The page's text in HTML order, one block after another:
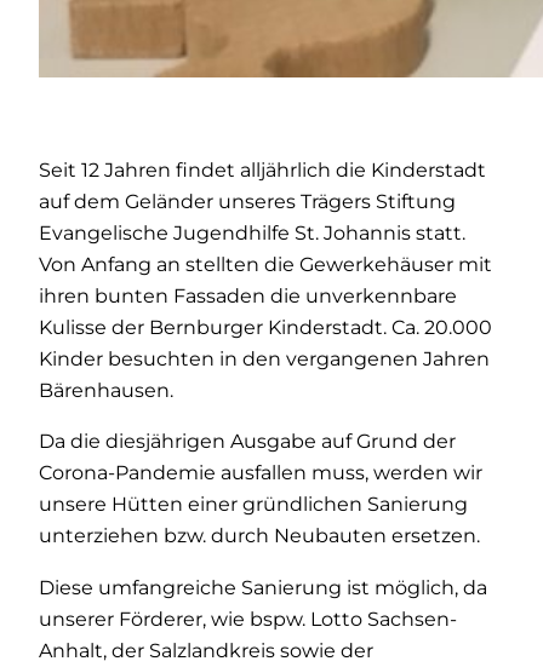
Seit 12 Jahren findet alljährlich die Kinderstadt
auf dem Geländer unseres Trägers Stiftung
Evangelische Jugendhilfe St. Johannis statt.
Von Anfang an stellten die Gewerkehäuser mit
ihren bunten Fassaden die unverkennbare
Kulisse der Bernburger Kinderstadt. Ca. 20.000
Kinder besuchten in den vergangenen Jahren
Bärenhausen.
Da die diesjährigen Ausgabe auf Grund der
Corona-Pandemie ausfallen muss, werden wir
unsere Hütten einer gründlichen Sanierung
unterziehen bzw. durch Neubauten ersetzen.
Diese umfangreiche Sanierung ist möglich, da
unserer Förderer, wie bspw. Lotto Sachsen-
Anhalt, der Salzlandkreis sowie der